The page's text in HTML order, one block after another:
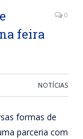
feira
0
NOTÍCIAS
formas de
parceria com